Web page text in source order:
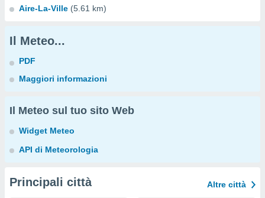
Aire-La-Ville (5.61 km)
Il Meteo...
PDF
Maggiori informazioni
Il Meteo sul tuo sito Web
Widget Meteo
API di Meteorologia
Principali città Altre città